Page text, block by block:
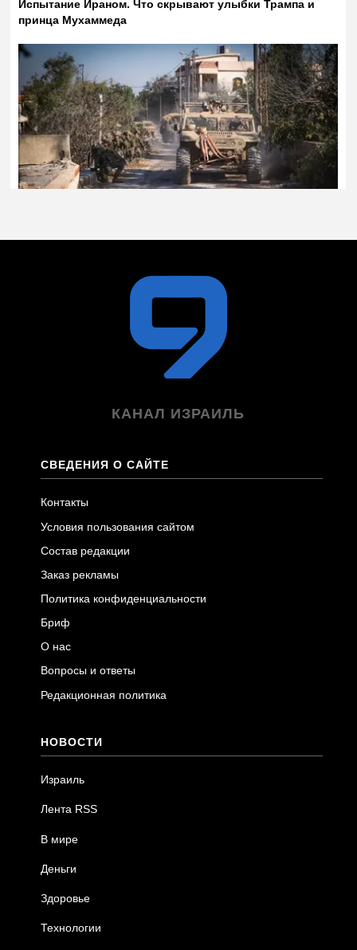
КАНАЛ ИЗРАИЛЬ
СВЕДЕНИЯ О САЙТЕ
Контакты
Условия пользования сайтом
Состав редакции
Заказ рекламы
Политика конфиденциальности
Бриф
О нас
Вопросы и ответы
Редакционная политика
НОВОСТИ
Израиль
Лента RSS
В мире
Деньги
Здоровье
Технологии